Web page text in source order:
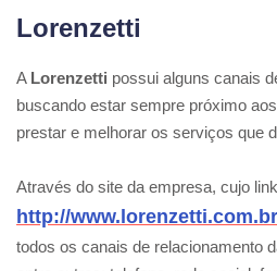
Lorenzetti
A Lorenzetti possui alguns canais
buscando estar sempre próximo
prestar e melhorar os serviços que
Através do site da empresa, cujo
http://
todos os canais de relacionamento